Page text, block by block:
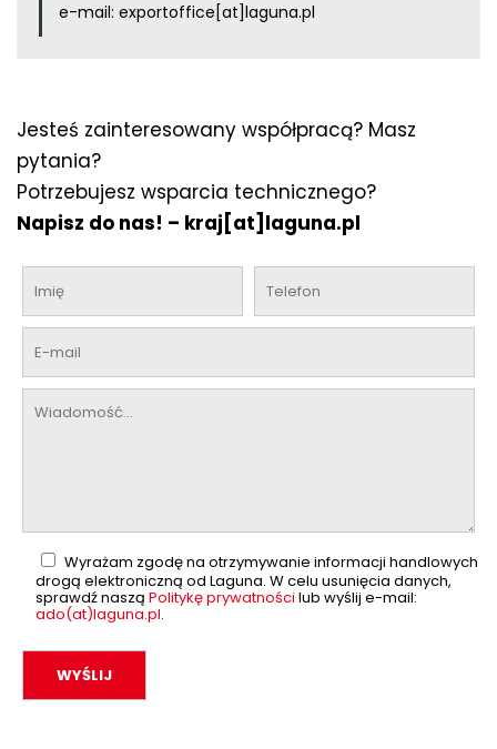
e-mail: exportoffice[at]laguna.pl
Jesteś zainteresowany współpracą? Masz
pytania?
Potrzebujesz wsparcia technicznego?
Napisz do nas! – kraj[at]laguna.pl
Wyrażam zgodę na otrzymywanie informacji handlowych
drogą elektroniczną od Laguna. W celu usunięcia danych,
sprawdź naszą Politykę prywatności lub wyślij e-mail:
ado(at)laguna.pl.